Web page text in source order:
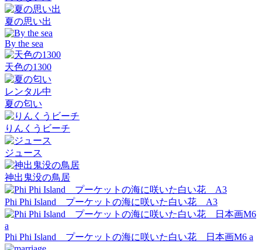
夏の思い出
By the sea
天色の1300
レンタル中
夏の匂い
りんくうビーチ
ジュース
神出鬼没の鳥居
Phi Phi Island プーケットの海に咲いた白い花 A3
Phi Phi Island プーケットの海に咲いた白い花 日本画M6 a